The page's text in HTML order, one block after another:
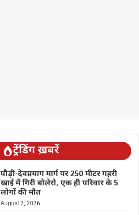
ट्रेंडिंग ख़बरें
पौड़ी-देवप्रयाग मार्ग पर 250 मीटर गहरी
खाई में गिरी बोलेरो, एक ही परिवार के 5
लोगों की मौत
August 7, 2026